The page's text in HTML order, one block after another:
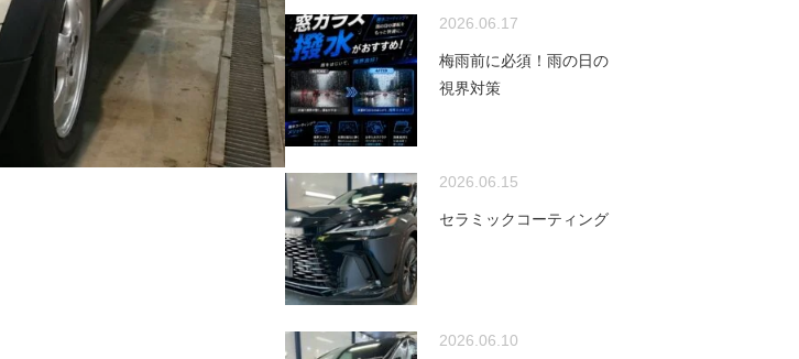
2026.06.17
梅雨前に必須！雨の日の
視界対策
2026.06.15
セラミックコーティング
2026.06.10